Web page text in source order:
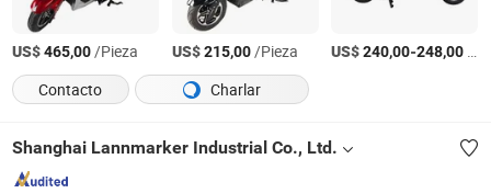
US$465,00/Pieza US$215,00/Pieza US$240,00-248,00
Contacto
Charlar
Shanghai Lannmarker Industrial Co., Ltd.